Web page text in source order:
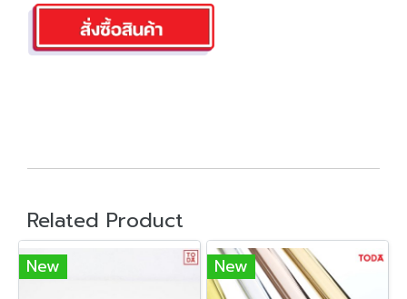
Related Product
New New